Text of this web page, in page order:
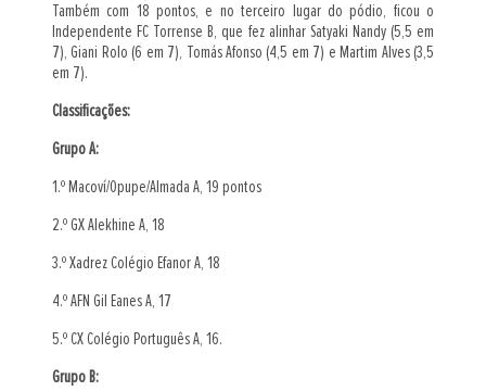
Também com 18 pontos, e no terceiro lugar do pódio, ficou o
Independente FC Torrense B, que fez alinhar Satyaki Nandy (5,5 em
7), Giani Rolo (6 em 7), Tomás Afonso (4,5 em 7) e Martim Alves (3,5
em 7).
Classificações:
Grupo A:
1.º Macoví/Opupe/Almada A, 19 pontos
2.º GX Alekhine A, 18
3.º Xadrez Colégio Efanor A, 18
4.º AFN Gil Eanes A, 17
5.º CX Colégio Português A, 16.
Grupo B: